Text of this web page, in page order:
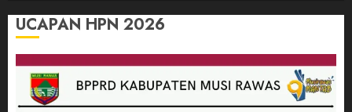
UCAPAN HPN 2026